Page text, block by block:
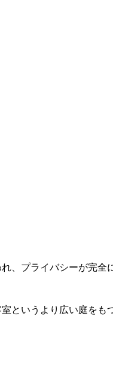
、プライバシーが完全
というより広い庭をも